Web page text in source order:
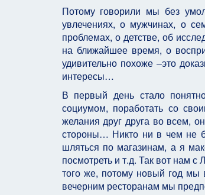
Потому говорили мы без
увлечениях, о мужчинах, о
проблемах, о детстве, об
на ближайшее время, о
удивительно похоже –это
интересы…
В первый день стало
социумом, поработать со
желания друг друга во всем,
стороны… Никто ни в чем не
шляться по магазинам, а я
посмотреть и т.д. Так вот нам
того же, потому новый год мы
вечерним ресторанам мы